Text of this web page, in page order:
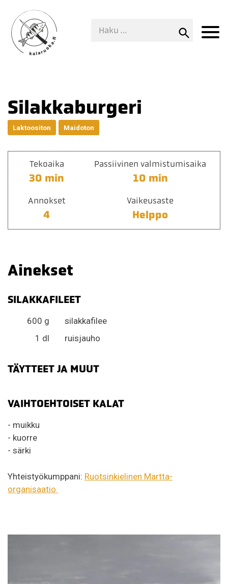
Silakkaburgeri
Laktoositon Maidoton
Tekoaika
30 min
Passiivinen valmistumisaika
10 min
Annokset
4
Vaikeusaste
Helppo
Ainekset
SILAKKAFILEET
600 g
silakkafilee
1 dl
ruisjauho
TÄYTTEET JA MUUT
VAIHTOEHTOISET KALAT
- muikku
- kuorre
- särki
Yhteistyökumppani: Ruotsinkielinen Martta-
organisaatio